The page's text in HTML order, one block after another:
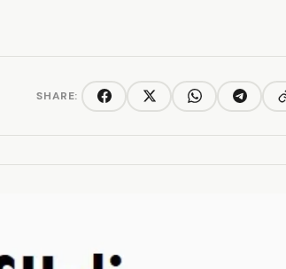
SHARE: FacebookTwitter/XWhatsAppTelegram